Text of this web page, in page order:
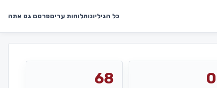
כל הגיליונותלוחות עריםפרסם גם אתה
0
68